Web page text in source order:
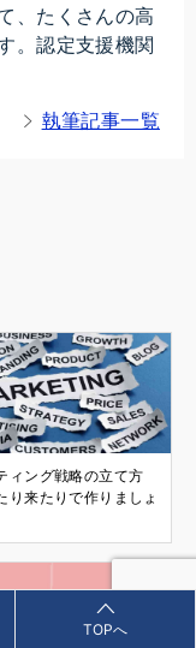
、たくさんの高
。認定支援機関
執筆記事一覧
ィング戦略の立て方
り来たりで作りましょ
TOPへ